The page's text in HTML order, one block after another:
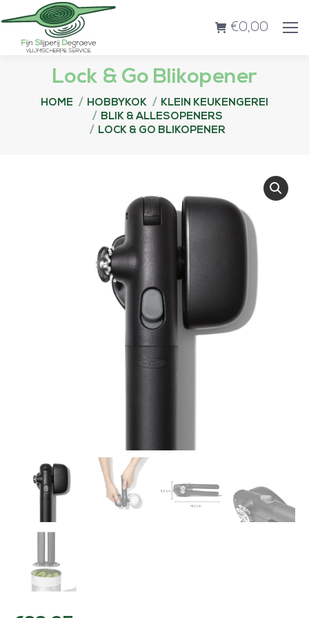
€0,00
Lock & Go Blikopener
Je bent hier:
HOME HOBBYKOK
KLEIN KEUKENGEREI
BLIK & ALLESOPENERS
LOCK & GO BLIKOPENER